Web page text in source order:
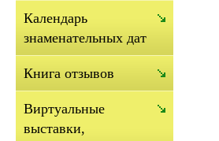
Календарь
знаменательных дат
Книга отзывов
Виртуальные
выставки,